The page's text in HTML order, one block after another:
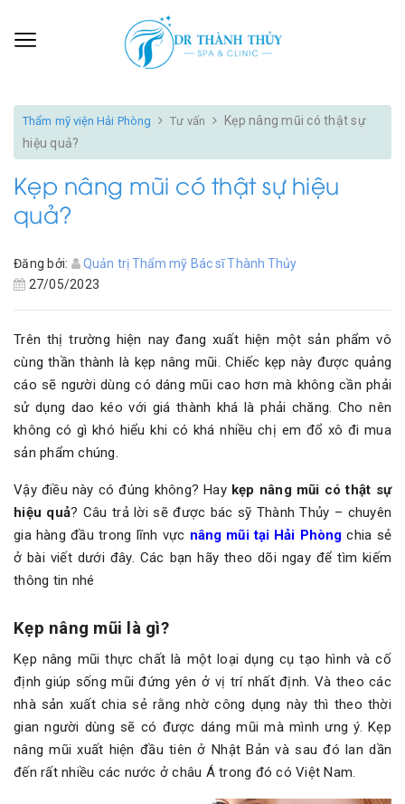
Thẩm mỹ viện Hải Phòng Tư vấn
Kẹp nâng mũi có thật sự
hiệu quả?
Kẹp nâng mũi có thật sự hiệu
quả?
Đăng bởi:
Quản trị Thẩm mỹ Bác sĩ Thành Thủy
27/05/2023
Trên thị trường hiện nay đang xuất hiện một sản phẩm vô
cùng thần thành là kẹp nâng mũi. Chiếc kẹp này được quảng
cáo sẽ người dùng có dáng mũi cao hơn mà không cần phải
sử dụng dao kéo với giá thành khá là phải chăng. Cho nên
không có gì khó hiểu khi có khá nhiều chị em đổ xô đi mua
sản phẩm chúng.
Vậy điều này có đúng không? Hay kẹp nâng mũi có thật sự
hiệu quả? Câu trả lời sẽ được bác sỹ Thành Thủy – chuyên
gia hàng đầu trong lĩnh vực nâng mũi tại Hải Phòng chia sẻ
ở bài viết dưới đây. Các bạn hãy theo dõi ngay để tìm kiếm
thông tin nhé
Kẹp nâng mũi là gì?
Kẹp nâng mũi thực chất là một loại dụng cụ tạo hình và cố
định giúp sống mũi đứng yên ở vị trí nhất định. Và theo các
nhà sản xuất chia sẻ rằng nhờ công dụng này thì theo thời
gian người dùng sẽ có được dáng mũi mà mình ưng ý. Kẹp
nâng mũi xuất hiện đầu tiên ở Nhật Bản và sau đó lan dần
đến rất nhiều các nước ở châu Á trong đó có Việt Nam.